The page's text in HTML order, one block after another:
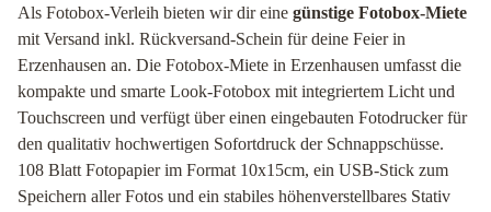
Als Fotobox-Verleih bieten wir dir eine günstige Fotobox-Miete
mit Versand inkl. Rückversand-Schein für deine Feier in
Erzenhausen an. Die Fotobox-Miete in Erzenhausen umfasst die
kompakte und smarte Look-Fotobox mit integriertem Licht und
Touchscreen und verfügt über einen eingebauten Fotodrucker für
den qualitativ hochwertigen Sofortdruck der Schnappschüsse.
108 Blatt Fotopapier im Format 10x15cm, ein USB-Stick zum
Speichern aller Fotos und ein stabiles höhenverstellbares Stativ